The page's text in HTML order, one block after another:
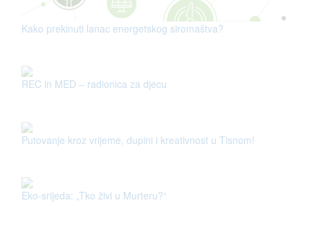
Kako prekinuti lanac energetskog siromaštva?
REC in MED – radionica za djecu
Putovanje kroz vrijeme, dupini i kreativnost u Tisnom!
Eko-srijeda: „Tko živi u Murteru?“